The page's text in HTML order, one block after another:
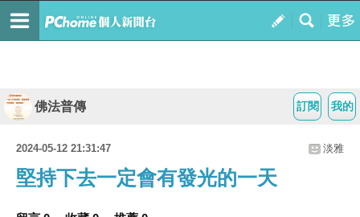
我的
訂閱
佛法普傳
2024-05-12 21:31:47 淡雅
堅持下去一定會有發光的一天